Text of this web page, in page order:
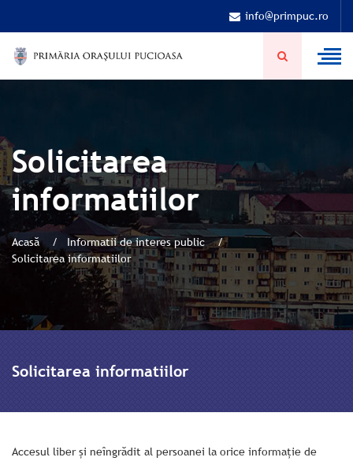
info@primpuc.ro
Solicitarea
informatiilor
Acasă
Informatii de interes public
Solicitarea informatiilor
Solicitarea informatiilor
Accesul liber şi neîngrădit al persoanei la orice informaţie de